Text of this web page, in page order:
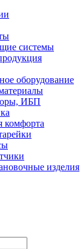
системы
оборудование
ИБП
комфорта
изделия